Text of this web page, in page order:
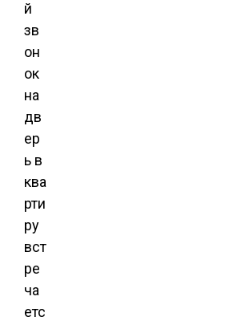
й
зв
он
ок
на
дв
ер
ь в
ква
рти
ру
вст
ре
ча
етс